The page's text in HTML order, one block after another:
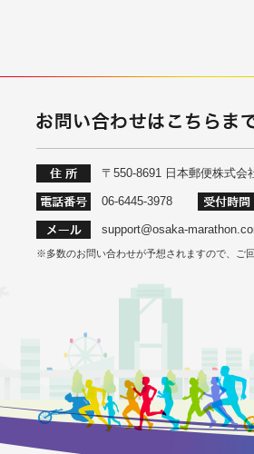
〒550-8691 日本郵便株式
06-6445-3978
support@osaka-
※多数のお問い合わせが予想されますので、ご